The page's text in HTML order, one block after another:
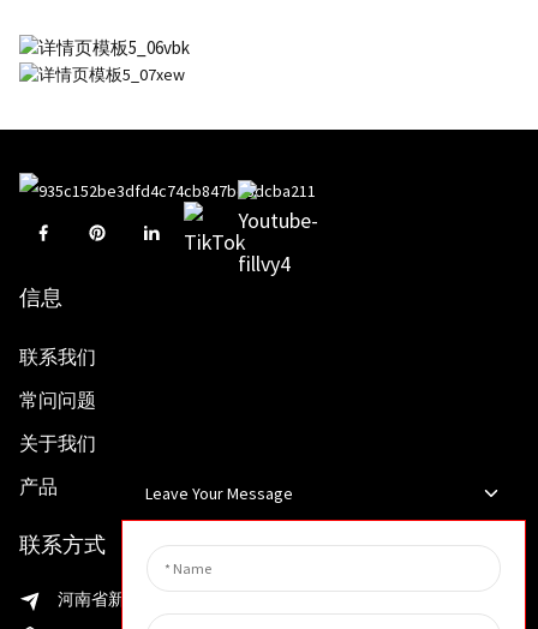
信息
联系我们
常问问题
关于我们
产品
联系方式
河南省新乡市渭滨区先进制造业开发区邵华路199号
Leave Your Message